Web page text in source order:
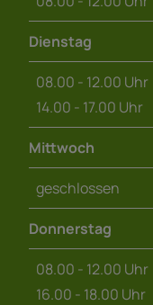
Dienstag
08.00 - 12.00 Uhr
14.00 - 17.00 Uhr
Mittwoch
geschlossen
Donnerstag
08.00 - 12.00 Uhr
16.00 - 18.00 Uhr